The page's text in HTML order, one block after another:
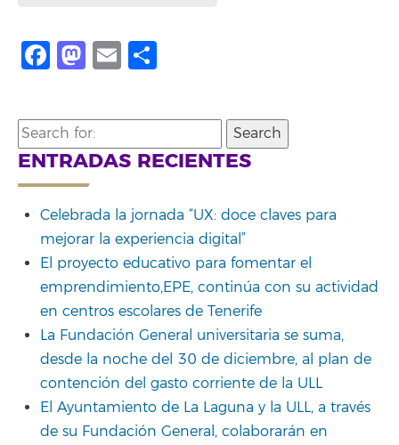
Facebook
Mastodon
Email
Search
for:
ENTRADAS RECIENTES
Celebrada la jornada “UX: doce claves para
mejorar la experiencia digital”
El proyecto educativo para fomentar el
emprendimiento,EPE, continúa con su actividad
en centros escolares de Tenerife
La Fundación General universitaria se suma,
desde la noche del 30 de diciembre, al plan de
contención del gasto corriente de la ULL
El Ayuntamiento de La Laguna y la ULL, a través
de su Fundación General, colaborarán en